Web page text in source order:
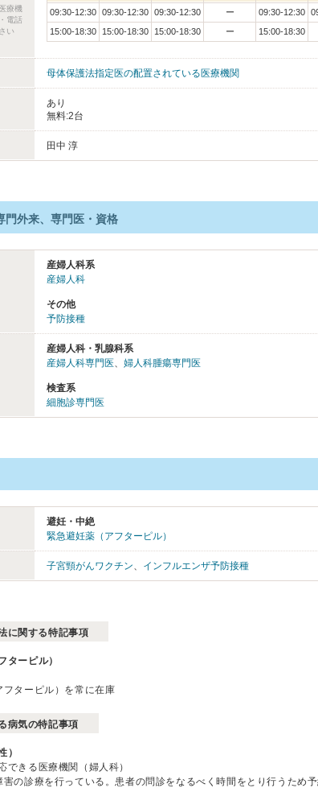
療機
電話
い
09:30-12:30 09:30-12:30 09:30-12:30 ー 09:30-12:30
15:00-18:30
15:00-18:30 15:00-18:30 ー 15:00-18:30
母体保護法指定医の配置されている医療機関
あり
無料:2台
田中 淳
門外来、専門医・資格
産婦人科系
産婦人科
その他
予防接種
産婦人科・乳腺科系
産婦人科専門医、 婦人科腫瘍専門医
検査系
細胞診専門医
避妊・中絶
緊急避妊薬（アフターピル）
子宮頸がんワクチン、 インフルエンザ予防接種
に関する特記事項
ターピル）
フターピル）を常に在庫
病気の特記事項
）
できる医療機関（婦人科）
の診療を行っている。患者の問診をなるべく時間をとり行うため予